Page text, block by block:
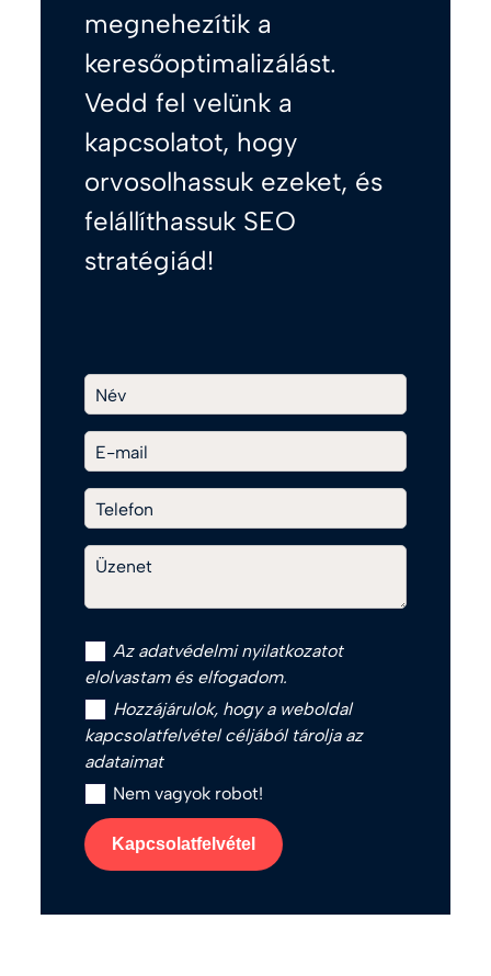
megnehezítik a
keresőoptimalizálást.
Vedd fel velünk a
kapcsolatot, hogy
orvosolhassuk ezeket, és
felállíthassuk SEO
stratégiád!
Név
E-mail
Telefon
Üzenet
Az adatvédelmi nyilatkozatot
elolvastam és elfogadom.
Hozzájárulok, hogy a weboldal
kapcsolatfelvétel céljából tárolja az
adataimat
Nem vagyok robot!
Kapcsolatfelvétel